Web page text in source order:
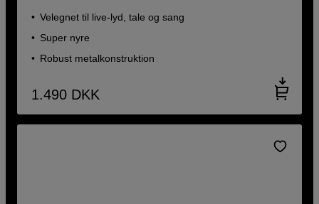
Velegnet til live-lyd, tale og sang
Super nyre
Robust metalkonstruktion
1.490 DKK